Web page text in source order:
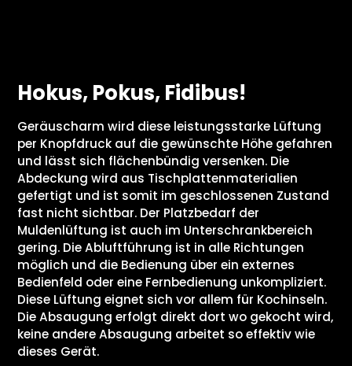
Hokus, Pokus, Fidibus!
Geräuscharm wird diese leistungsstarke Lüftung
per Knopfdruck auf die gewünschte Höhe gefahren
und lässt sich flächenbündig versenken. Die
Abdeckung wird aus Tischplattenmaterialien
gefertigt und ist somit im geschlossenen Zustand
fast nicht sichtbar. Der Platzbedarf der
Muldenlüftung ist auch im Unterschrankbereich
gering. Die Abluftführung ist in alle Richtungen
möglich und die Bedienung über ein externes
Bedienfeld oder eine Fernbedienung unkompliziert.
Diese Lüftung eignet sich vor allem für Kochinseln.
Die Absaugung erfolgt direkt dort wo gekocht wird,
keine andere Absaugung arbeitet so effektiv wie
dieses Gerät.